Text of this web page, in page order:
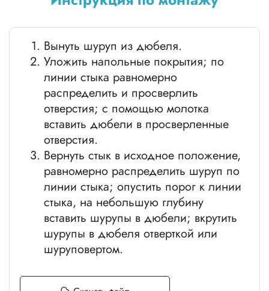
Вынуть шуруп из дюбеля.
Уложить напольные покрытия; по
линии стыка равномерно
распределить и просверлить
отверстия; с помощью молотка
вставить дюбели в просверленные
отверстия.
Вернуть стык в исходное положение,
равномерно распределить шуруп по
линии стыка; опустить порог к линии
стыка, на небольшую глубину
вставить шурупы в дюбели; вкрутить
шурупы в дюбеля отверткой или
шуруповертом.